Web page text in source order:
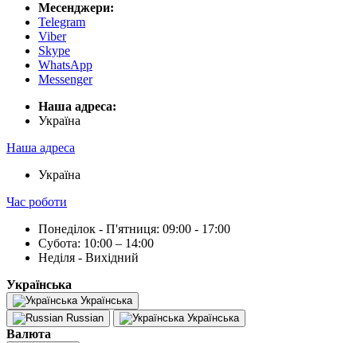
Месенджери:
Telegram
Viber
Skype
WhatsApp
Messenger
Наша адреса:
Українa
Наша адреса
Українa
Час роботи
Понеділок - П'ятниця: 09:00 - 17:00
Субота: 10:00 – 14:00
Неділя - Вихідний
Українська
Українська
Russian
Українська
Валюта